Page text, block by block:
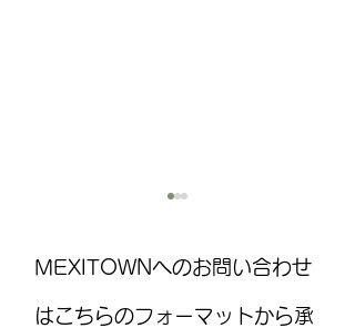
MEXITOWNへのお問い合わせ
はこちらのフォーマットから承